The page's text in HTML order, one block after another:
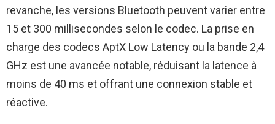
revanche, les versions Bluetooth peuvent varier entre
15 et 300 millisecondes selon le codec. La prise en
charge des codecs AptX Low Latency ou la bande 2,4
GHz est une avancée notable, réduisant la latence à
moins de 40 ms et offrant une connexion stable et
réactive.